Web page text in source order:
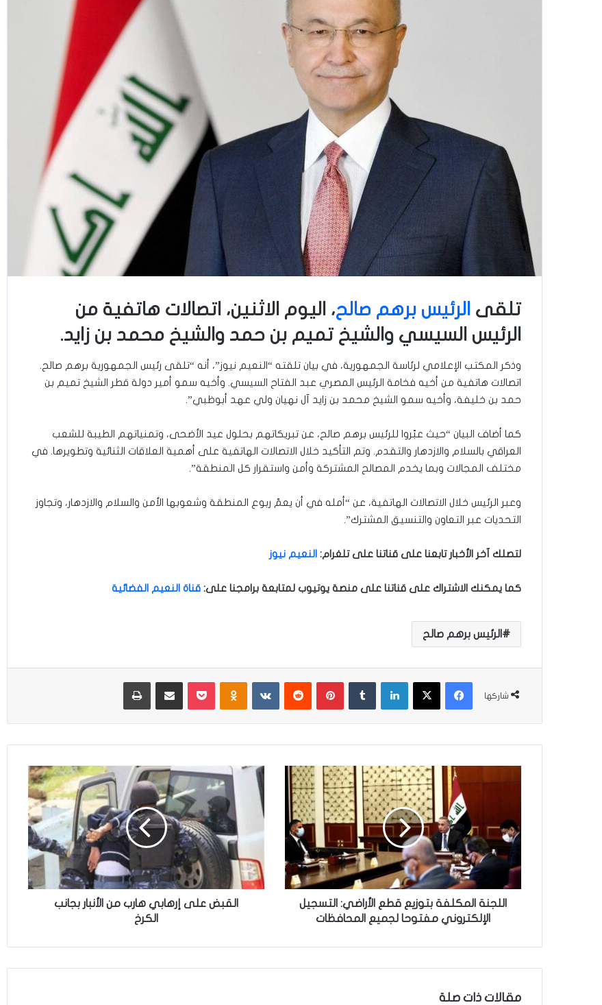
تلقى الرئيس برهم صالح، اليوم الاثنين، اتصالات هاتفية من
الرئيس السيسي والشيخ تميم بن حمد والشيخ محمد بن زايد.
وذكر المكتب الإعلامي لرئاسة الجمهورية، في بيان تلقته “النعيم نيوز”، أنه “تلقى رئيس الجمهورية برهم صالح.
اتصالات هاتفية من أخيه فخامة الرئيس المصري عبد الفتاح السيسي. وأخيه سمو أمير دولة قطر الشيخ تميم بن
حمد بن خليفة، وأخيه سمو الشيخ محمد بن زايد آل نهيان ولي عهد أبوظبي”.
كما أضاف البيان “حيث عبّروا للرئيس برهم صالح، عن تبريكاتهم بحلول عيد الأضحى، وتمنياتهم الطيبة للشعب
العراقي بالسلام والازدهار والتقدم. وتم التأكيد خلال الاتصالات الهاتفية على أهمية العلاقات الثنائية وتطويرها. في
مختلف المجالات وبما يخدم المصالح المشتركة وأمن واستقرار كل المنطقة”.
وعبر الرئيس خلال الاتصالات الهاتفية، عن “أمله في أن يعمّ ربوع المنطقة وشعوبها الأمن والسلام والازدهار، وتجاوز
التحديات عبر التعاون والتنسيق المشترك”.
لتصلك آخر الأخبار تابعنا على قناتنا على تلغرام: النعيم نيوز
كما يمكنك الاشتراك على قناتنا على منصة يوتيوب لمتابعة برامجنا على: قناة النعيم الفضائية
الرئيس برهم صالح
شاركها
فيسبوك ‫X لينكدإن بينتيريست ‏VKontakte
ن
ة
ل
م
ة
ز
اللجنة المكلفة بتوزيع قطع الأراضي: التسجيل
الإلكتروني مفتوحا لجميع المحافظات
ق
ب
ض
ى
إ
ب
القبض على إرهابي هارب من الأنبار بجانب
الكرخ
مقالات ذات صلة